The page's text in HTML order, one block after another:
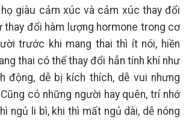
giàu cảm xúc và cảm xúc thay đổi
thay đổi hàm lượng hormone trong cơ
trước khi mang thai thì ít nói, hiền
thai có thể thay đổi hẳn tính khí như
động, dễ bị kích thích, dễ vui nhưng
có những người hay quên, trí nhớ
ngủ li bì, khi thì mất ngủ dài, dễ nóng